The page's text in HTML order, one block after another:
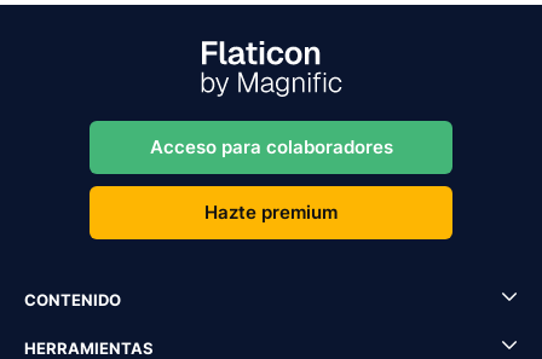
Acceso para colaboradores
Hazte premium
CONTENIDO
HERRAMIENTAS